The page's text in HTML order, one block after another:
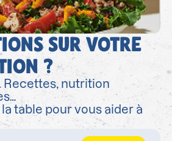
SUR VOTRE
?
Recettes, nutrition
table pour vous aider à